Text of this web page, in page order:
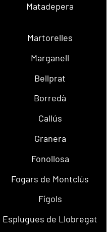
Matadepera
Martorelles
Marganell
Bellprat
Borredà
Callús
Granera
Fonollosa
Fogars de Montclús
Fígols
Esplugues de Llobregat